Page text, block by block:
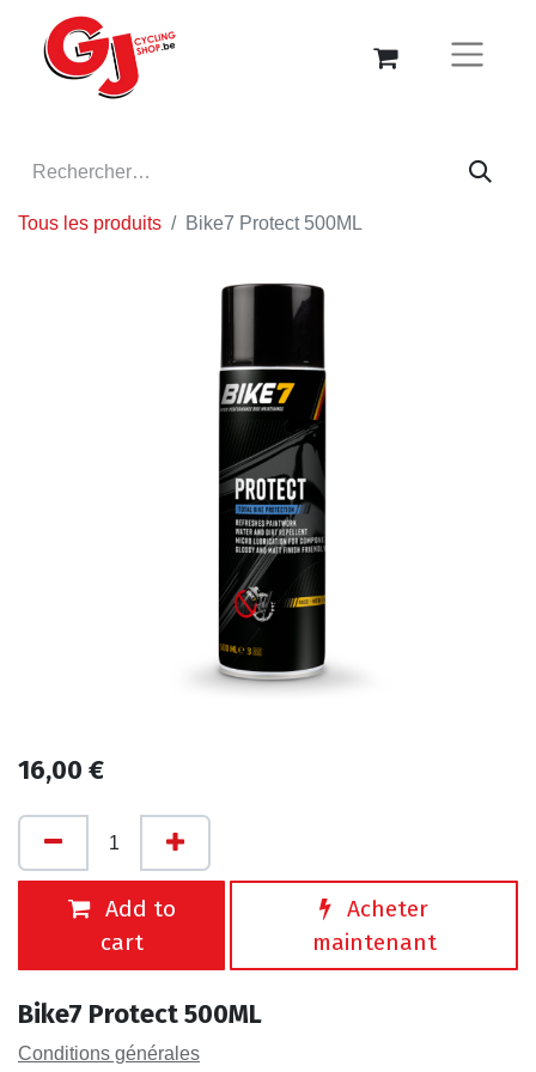
Tous les produits Bike7 Protect 500ML
16,00 €
Add to
cart
Acheter
maintenant
Bike7 Protect 500ML
Conditions générales